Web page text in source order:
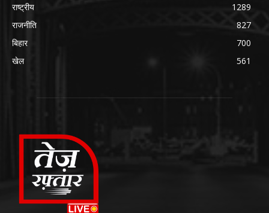
राष्ट्रीय
1289
राजनीति
827
बिहार
700
खेल
561